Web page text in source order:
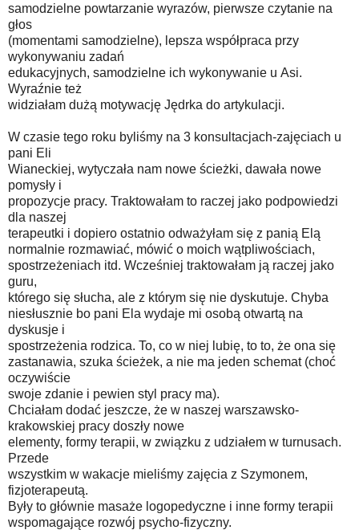
samodzielne powtarzanie wyrazów, pierwsze czytanie na
głos
(momentami samodzielne), lepsza współpraca przy
wykonywaniu zadań
edukacyjnych, samodzielne ich wykonywanie u Asi.
Wyraźnie też
widziałam dużą motywację Jędrka do artykulacji.
W czasie tego roku byliśmy na 3 konsultacjach-zajęciach u
pani Eli
Wianeckiej, wytyczała nam nowe ścieżki, dawała nowe
pomysły i
propozycje pracy. Traktowałam to raczej jako podpowiedzi
dla naszej
terapeutki i dopiero ostatnio odważyłam się z panią Elą
normalnie rozmawiać, mówić o moich wątpliwościach,
spostrzeżeniach itd. Wcześniej traktowałam ją raczej jako
guru,
którego się słucha, ale z którym się nie dyskutuje. Chyba
niesłusznie bo pani Ela wydaje mi osobą otwartą na
dyskusje i
spostrzeżenia rodzica. To, co w niej lubię, to to, że ona się
zastanawia, szuka ścieżek, a nie ma jeden schemat (choć
oczywiście
swoje zdanie i pewien styl pracy ma).
Chciałam dodać jeszcze, że w naszej warszawsko-
krakowskiej pracy doszły nowe
elementy, formy terapii, w związku z udziałem w turnusach.
Przede
wszystkim w wakacje mieliśmy zajęcia z Szymonem,
fizjoterapeutą.
Były to głównie masaże logopedyczne i inne formy terapii
wspomagające rozwój psycho-fizyczny.